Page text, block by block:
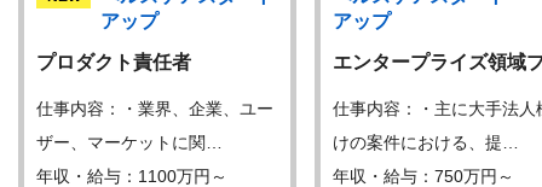
アップ
プロダクト責任者
仕事内容：・業界、企業、ユー
ザー、マーケットに関…
年収・給与：1100万円～
アップ
エンタープライズ領域
仕事内容：・主に大手法人
けの案件における、提…
年収・給与：750万円～